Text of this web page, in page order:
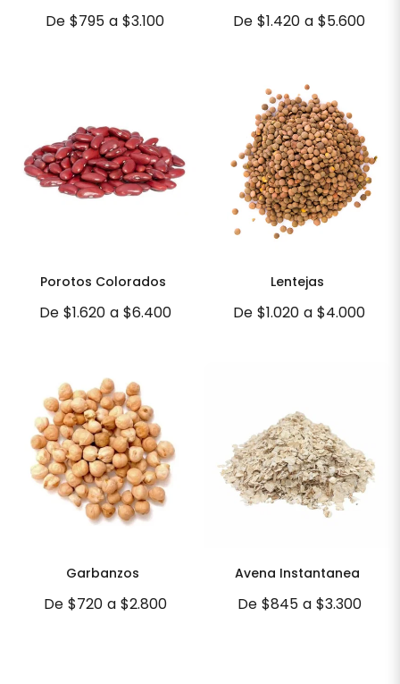
De $795 a $3.100 De $1.420 a $5.600
Porotos Colorados
De $1.620 a $6.400
Lentejas
De $1.020 a $4.000
Garbanzos
De $720 a $2.800
Avena Instantanea
De $845 a $3.300